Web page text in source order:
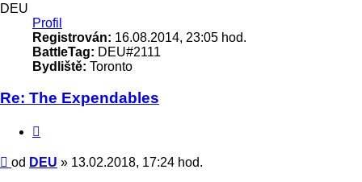
DEU
Profil
Registrován: 16.08.2014, 23:05 hod.
BattleTag: DEU#2111
Bydliště: Toronto
Re: The Expendables
Příspěvek
od DEU » 13.02.2018, 17:24 hod.